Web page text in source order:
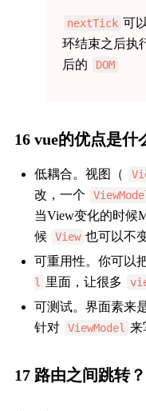
nextTick 可
环结束之后执
后的
DOM
16 vue的优点是什
低耦合。视图（
改，一个
当View变化的时候
候
View 也可以不
可重用性。你可以
l
里面，让很多
可测试。界面素来
针对
ViewModel 来
17 路由之间跳转？